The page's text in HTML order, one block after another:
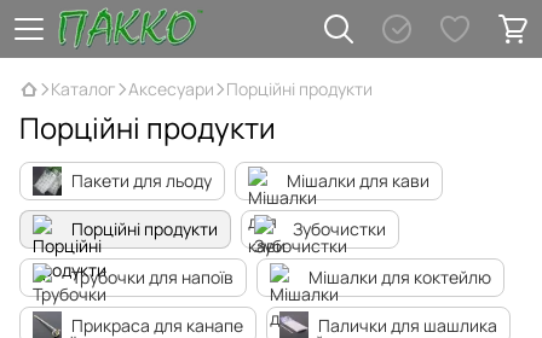
Каталог Аксесуари Порційні продукти
Порційні продукти
Пакети для льоду Мішалки для кави
Порційні продукти Зубочистки
Трубочки для напоїв Мішалки для коктейлю
Прикраса для канапе Палички для шашлика